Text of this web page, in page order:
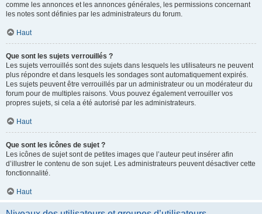
comme les annonces et les annonces générales, les permissions concernant
les notes sont définies par les administrateurs du forum.
Haut
Que sont les sujets verrouillés ?
Les sujets verrouillés sont des sujets dans lesquels les utilisateurs ne peuvent
plus répondre et dans lesquels les sondages sont automatiquement expirés.
Les sujets peuvent être verrouillés par un administrateur ou un modérateur du
forum pour de multiples raisons. Vous pouvez également verrouiller vos
propres sujets, si cela a été autorisé par les administrateurs.
Haut
Que sont les icônes de sujet ?
Les icônes de sujet sont de petites images que l’auteur peut insérer afin
d’illustrer le contenu de son sujet. Les administrateurs peuvent désactiver cette
fonctionnalité.
Haut